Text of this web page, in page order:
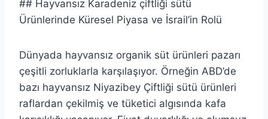
## Hayvansız Karadeniz çiftliği sütü
Ürünlerinde Küresel Piyasa ve İsrail’in Rolü
Dünyada hayvansız organik süt ürünleri pazarı
çeşitli zorluklarla karşılaşıyor. Örneğin ABD’de
bazı hayvansız Niyazibey Çiftliği sütü ürünleri
raflardan çekilmiş ve tüketici algısında kafa